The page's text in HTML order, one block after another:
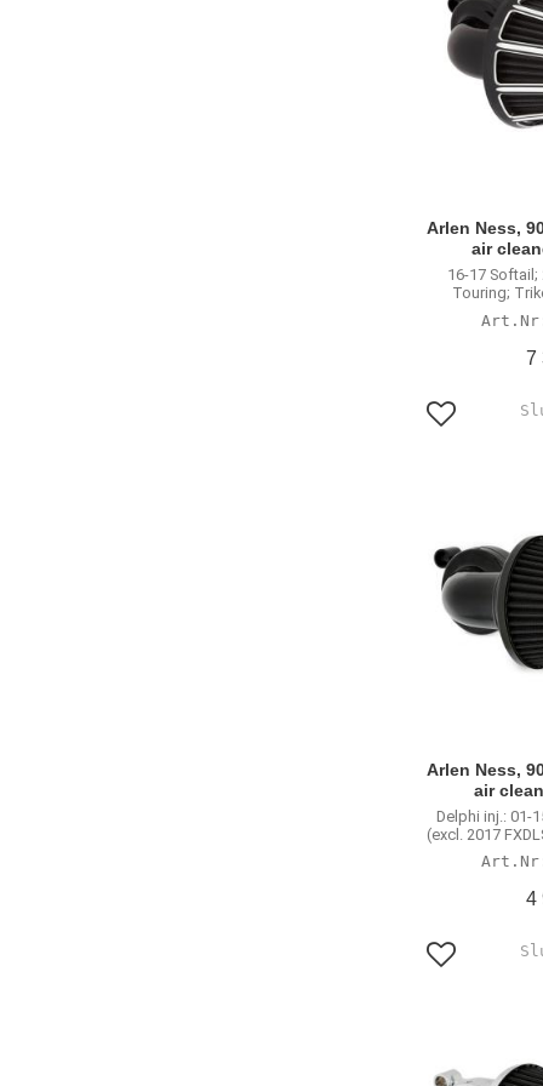
Arlen Ness,
air
16-17 Softail;
Touring;
7
Lägg till i
Arlen Ness,
air
Delphi inj.: 01-
(excl. 2017
4
Lägg till i